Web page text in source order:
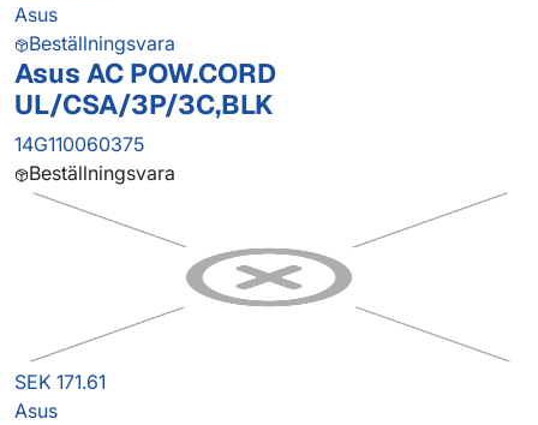
Asus
Beställningsvara
Asus AC POW.CORD
UL/CSA/3P/3C,BLK
14G110060375
Beställningsvara
SEK 171.61
Asus